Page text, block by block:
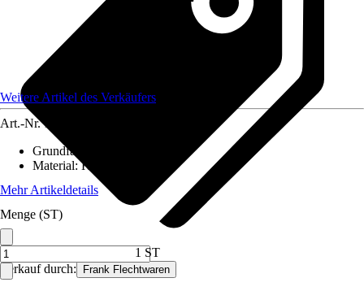
Verkauf durch: Frank Flechtwaren
Weitere Artikel des Verkäufers
Art.-Nr. 12584029
Grundfarbe
Material:Kunststoff
Mehr Artikeldetails
Menge (ST)
1 ST